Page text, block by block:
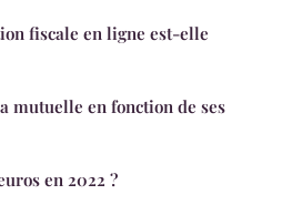
fiscale en ligne est-elle
mutuelle en fonction de ses
en 2022 ?